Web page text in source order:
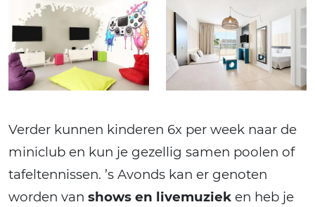
Verder kunnen kinderen 6x per week naar de
miniclub en kun je gezellig samen poolen of
tafeltennissen. ’s Avonds kan er genoten
worden van shows en livemuziek en heb je